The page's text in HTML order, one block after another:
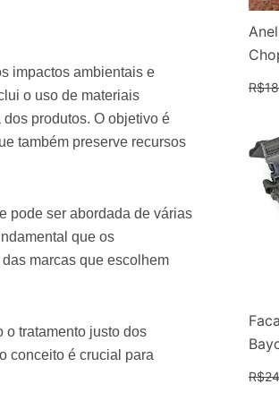
impactos ambientais e
o uso de materiais
produtos. O objetivo é
também preserve recursos
pode ser abordada de várias
que os
marcas que escolhem
o tratamento justo dos
conceito é crucial para
R$
R$